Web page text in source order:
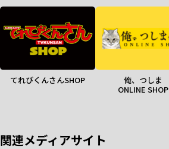
てれびくんさんSHOP
俺、つしま
ONLINE SHOP
関連メディアサイト